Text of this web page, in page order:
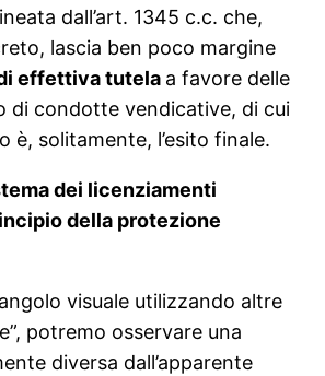
dall’art. 1345 c.c. che,
lascia ben poco margine
effettiva tutela a favore delle
di condotte vendicative, di cui
è, solitamente, l’esito finale.
dei licenziamenti
della protezione
visuale utilizzando altre
potremo osservare una
diversa dall’apparente